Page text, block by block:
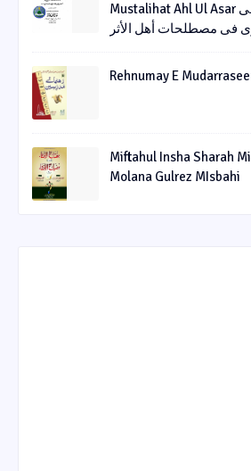
Mustalihat Ahl Ul Asar شرح نخبةالفکر ملا علی
فی مصطلحات أھل الأثر
Miftahul Insha Sharah
Molana Gulrez MIsbahi